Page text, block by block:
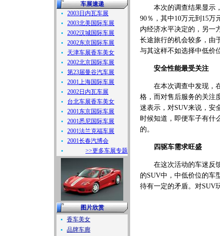
车展速递
2003日内瓦车展
2003北美国际车展
2002汉城国际车展
2002东京国际车展
天津车展香车美女
2002北京国际车展
第23届曼谷汽车展
2001上海国际车展
2002日内瓦车展
台北车展香车美女
2001东京国际车展
2001悉尼国际车展
2001法兰克福车展
2001长春汽博会
>>更多车展专题
图片欣赏
香车美女
品牌车廊
本次的调查结果显示，
90％，其中10万元到15万
内经济水平决定的，另一
长途旅行的机会较多，由
与其这样不如选择中低价
安全性能最受关注
在本次调查中发现，在
格，而对售后服务的关注
迷表示，对SUV来说，安
时候知道，即便车子有什
的。
四驱车需求旺盛
在这次活动的车迷反馈
的SUV中，中低价位的车
待有一定的矛盾。对SUV